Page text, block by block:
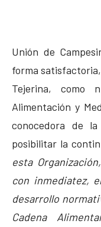
Unión de
forma
Tejerina, como
Alimentación y
conocedora de
posibilitar la
esta
con inmediatez,
desarrollo
Cadena